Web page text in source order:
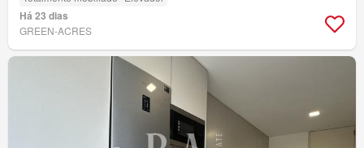
Há 23 dias
GREEN-ACRES